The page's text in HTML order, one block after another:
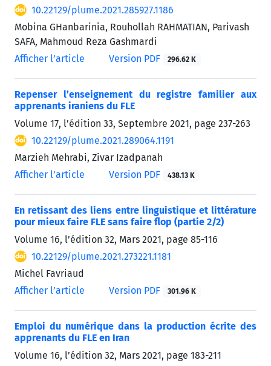
10.22129/plume.2021.285927.1186
Mobina GHanbarinia, Rouhollah RAHMATIAN, Parivash
SAFA, Mahmoud Reza Gashmardi
Afficher l’article
Version PDF 296.62 K
Repenser l’enseignement du registre familier aux
apprenants iraniens du FLE
Volume 17, l’édition 33, Septembre 2021, page 237-263
10.22129/plume.2021.289064.1191
Marzieh Mehrabi, Zivar Izadpanah
Afficher l’article
Version PDF 438.13 K
En retissant des liens entre linguistique et littérature
pour mieux faire FLE sans faire flop (partie 2/2)
Volume 16, l’édition 32, Mars 2021, page 85-116
10.22129/plume.2021.273221.1181
Michel Favriaud
Afficher l’article
Version PDF 301.96 K
Emploi du numérique dans la production écrite des
apprenants du FLE en Iran
Volume 16, l’édition 32, Mars 2021, page 183-211